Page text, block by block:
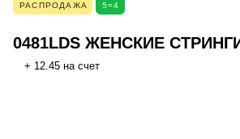
РАСПРОДАЖА 5=4
0481LDS ЖЕНСКИЕ
+ 12.45 на счет